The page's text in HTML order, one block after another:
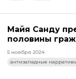
Майя Санду
половины
5 ноября 2024
антизападные